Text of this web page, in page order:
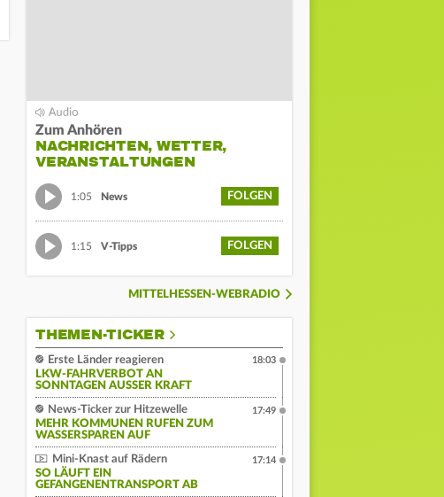
Zum Anhören
NACHRICHTEN, WETTER,
VERANSTALTUNGEN
1:05 News FOLGEN
1:15 V-Tipps FOLGEN
MITTELHESSEN-WEBRADIO
THEMEN-TICKER
Erste Länder reagieren
LKW-FAHRVERBOT AN
SONNTAGEN AUSSER KRAFT
18:03
News-Ticker zur Hitzewelle
MEHR KOMMUNEN RUFEN ZUM
WASSERSPAREN AUF
17:49
Mini-Knast auf Rädern
SO LÄUFT EIN
GEFANGENENTRANSPORT AB
17:14